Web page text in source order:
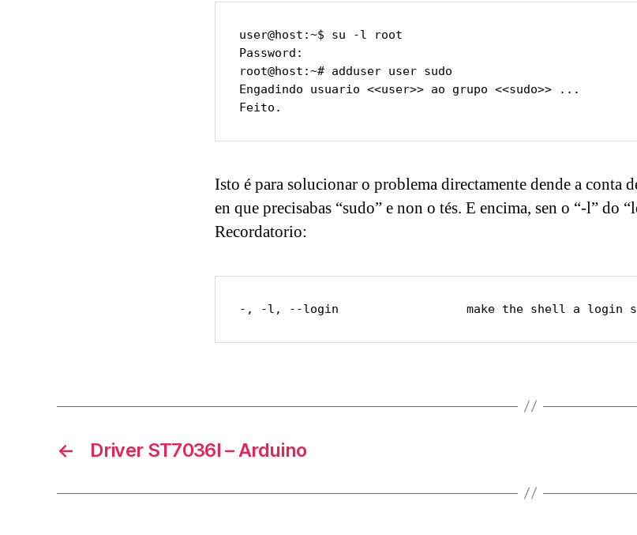
user@host:~$ su -l root
Password:
root@host:~# adduser user sudo
Engadindo usuario <<user>> ao grupo <<sudo>> ...
Feito.
Isto é para solucionar o problema directamente dende a conta
en que precisabas “sudo” e non o tés. E encima, sen o “-l” do
Recordatorio:
-, -l, --login                  make the shell a login
← Driver ST7036I – Arduino